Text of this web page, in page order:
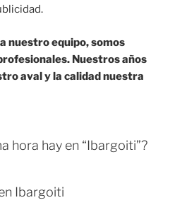
nuestro equipo, somos
Nuestros años
aval y la calidad nuestra
hora hay en “Ibargoiti”?
Ibargoiti